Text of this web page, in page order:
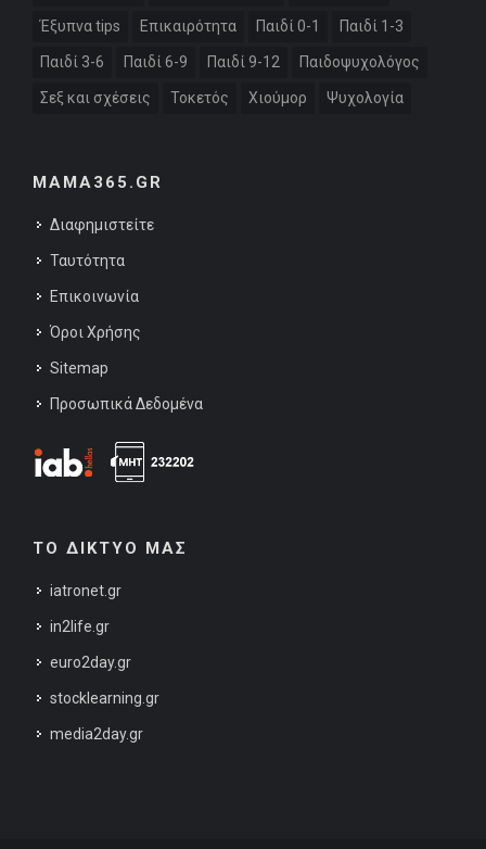
Έξυπνα tips Επικαιρότητα Παιδί 0-1 Παιδί 1-3
Παιδί 3-6 Παιδί 6-9 Παιδί 9-12 Παιδοψυχολόγος
Σεξ και σχέσεις Τοκετός Χιούμορ Ψυχολογία
MAMA365.GR
Διαφημιστείτε
Ταυτότητα
Επικοινωνία
Όροι Χρήσης
Sitemap
Προσωπικά Δεδομένα
ΤΟ ΔΙΚΤΥΟ ΜΑΣ
iatronet.gr
in2life.gr
euro2day.gr
stocklearning.gr
media2day.gr